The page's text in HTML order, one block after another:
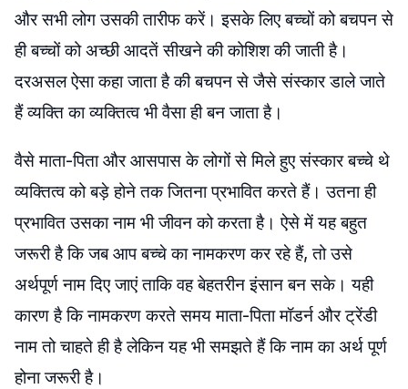
और सभी लोग उसकी तारीफ करें। इसके लिए बच्चों को बचपन से
ही बच्चों को अच्छी आदतें सीखने की कोशिश की जाती है।
दरअसल ऐसा कहा जाता है की बचपन से जैसे संस्कार डाले जाते
हैं व्यक्ति का व्यक्तित्व भी वैसा ही बन जाता है।
वैसे माता-पिता और आसपास के लोगों से मिले हुए संस्कार बच्चे थे
व्यक्तित्व को बड़े होने तक जितना प्रभावित करते हैं। उतना ही
प्रभावित उसका नाम भी जीवन को करता है। ऐसे में यह बहुत
जरूरी है कि जब आप बच्चे का नामकरण कर रहे हैं, तो उसे
अर्थपूर्ण नाम दिए जाएं ताकि वह बेहतरीन इंसान बन सके। यही
कारण है कि नामकरण करते समय माता-पिता मॉडर्न और ट्रेंडी
नाम तो चाहते ही है लेकिन यह भी समझते हैं कि नाम का अर्थ पूर्ण
होना जरूरी है।